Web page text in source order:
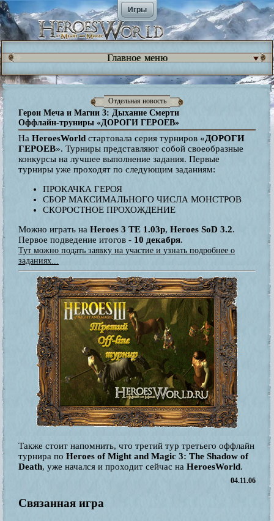
Игры
Главное меню
Отдельная новость
Герои Меча и Магии 3: Дыхание Смерти
Оффлайн-труниры «ДОРОГИ ГЕРОЕВ»
На HeroesWorld стартовала серия турниров «ДОРОГИ
ГЕРОЕВ». Турниры представляют собой своеобразные
конкурсы на лучшее выполнение задания. Первые
турниры уже проходят по следующим заданиям:
ПРОКАЧКА ГЕРОЯ
СБОР МАКСИМАЛЬНОГО ЧИСЛА МОНСТРОВ
СКОРОСТНОЕ ПРОХОЖДЕНИЕ
Можно играть на Heroes 3 TE 1.03p, Heroes SoD 3.2.
Первое подведение итогов - 10 декабря.
Тут можно подать заявку на участие и узнать подробнее о
заданиях...
Также стоит напомнить, что третий тур третьего оффлайн
турнира по Heroes of Might and Magic 3: The Shadow of
Death, уже начался и проходит сейчас на HeroesWorld.
04.11.06
Связанная игра